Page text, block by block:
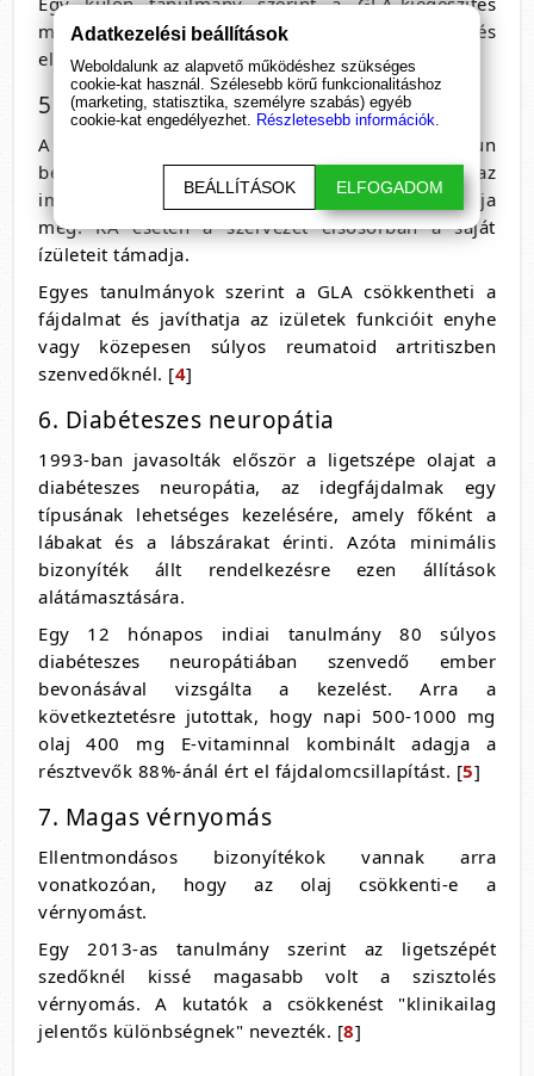
mind a gyulladásos, mind a nem gyulladásos aknés
elváltozásokat csökkentette. [6,7]
5. Reumás ízületi gyulladás
A reumatoid artritisz (RA) egyfajta autoimmun
betegség, azaz olyan betegség, amelyben az
immunrendszer saját sejtjeit és szöveteit támadja
meg. RA esetén a szervezet elsősorban a saját
ízületeit támadja.
Egyes tanulmányok szerint a GLA csökkentheti a
fájdalmat és javíthatja az izületek funkcióit enyhe
vagy közepesen súlyos reumatoid artritiszben
szenvedőknél. [4]
6. Diabéteszes neuropátia
1993-ban javasolták először a ligetszépe olajat a
diabéteszes neuropátia, az idegfájdalmak egy
típusának lehetséges kezelésére, amely főként a
lábakat és a lábszárakat érinti. Azóta minimális
bizonyíték állt rendelkezésre ezen állítások
alátámasztására.
Egy 12 hónapos indiai tanulmány 80 súlyos
diabéteszes neuropátiában szenvedő ember
bevonásával vizsgálta a kezelést. Arra a
következtetésre jutottak, hogy napi 500-1000 mg
olaj 400 mg E-vitaminnal kombinált adagja a
résztvevők 88%-ánál ért el fájdalomcsillapítást. [5]
7. Magas vérnyomás
Ellentmondásos bizonyítékok vannak arra
vonatkozóan, hogy az olaj csökkenti-e a
vérnyomást.
Egy 2013-as tanulmány szerint az ligetszépét
szedőknél kissé magasabb volt a szisztolés
vérnyomás. A kutatók a csökkenést "klinikailag
jelentős különbségnek" nevezték. [8]
Adatkezelési beállítások
Weboldalunk az alapvető működéshez szükséges
cookie-kat használ. Szélesebb körű funkcionalitáshoz
(marketing, statisztika, személyre szabás) egyéb
cookie-kat engedélyezhet. Részletesebb információk.
BEÁLLÍTÁSOK ELFOGADOM